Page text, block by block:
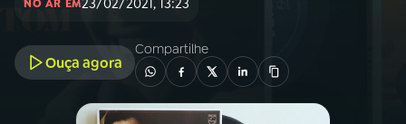
NO AR EM23/02/2021, 13:23
Ouça agora
Compartilhe